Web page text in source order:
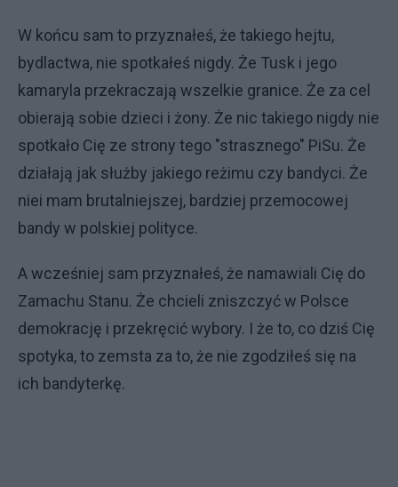
W końcu sam to przyznałeś, że takiego hejtu,
bydlactwa, nie spotkałeś nigdy. Że Tusk i jego
kamaryla przekraczają wszelkie granice. Że za cel
obierają sobie dzieci i żony. Że nic takiego nigdy nie
spotkało Cię ze strony tego "strasznego" PiSu. Że
działają jak służby jakiego reżimu czy bandyci. Że
niei mam brutalniejszej, bardziej przemocowej
bandy w polskiej polityce.
A wcześniej sam przyznałeś, że namawiali Cię do
Zamachu Stanu. Że chcieli zniszczyć w Polsce
demokrację i przekręcić wybory. I że to, co dziś Cię
spotyka, to zemsta za to, że nie zgodziłeś się na
ich bandyterkę.